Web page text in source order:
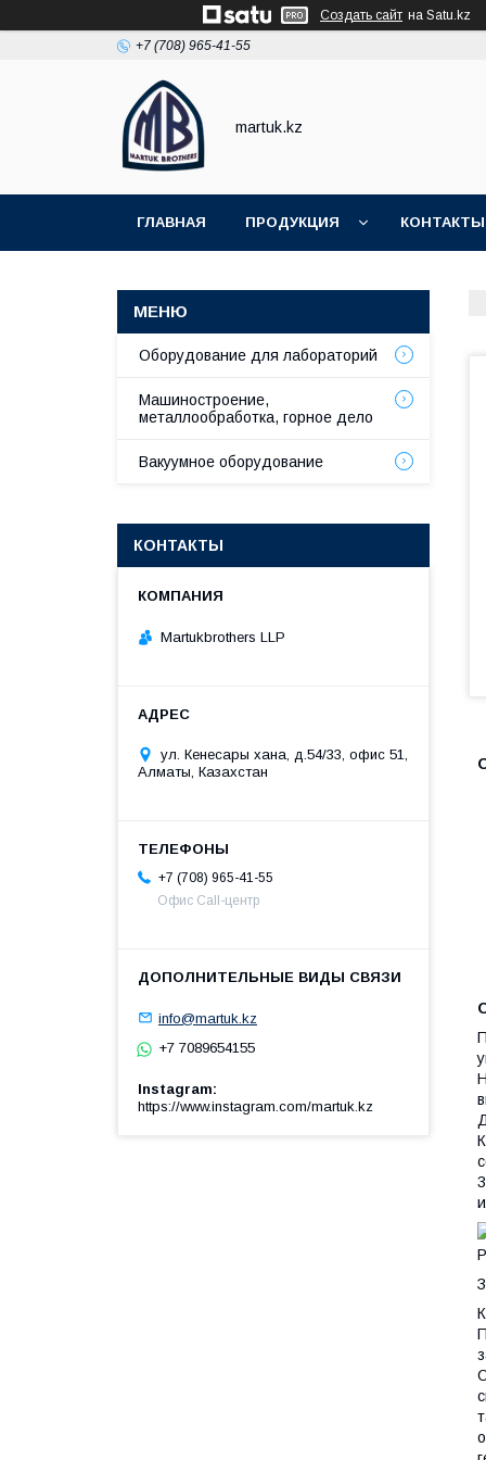
Создать сайт на Satu.kz
+7 (708) 965-41-55
martuk.kz
ГЛАВНАЯ ПРОДУКЦИЯ КОНТАКТЫ
Оборудование для лабораторий
Машиностроение,
металлообработка, горное дело
Вакуумное оборудование
КОНТАКТЫ
Martukbrothers LLP
ул. Кенесары хана, д.54/33, офис 51,
Алматы, Казахстан
+7 (708) 965-41-55
Офис Call-центр
info@martuk.kz
+7 7089654155
Instagram
https://www.instagram.com/martuk.kz